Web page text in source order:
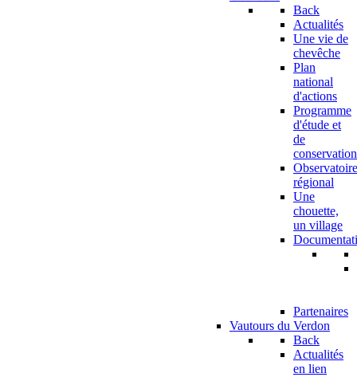
Back
Actualités
Une vie de
chevêche
Plan
national
d'actions
Programme
d'étude et
de
conservation
Observatoire
régional
Une
chouette,
un village
Partenaires
Vautours du Verdon
Back
Actualités
en lien